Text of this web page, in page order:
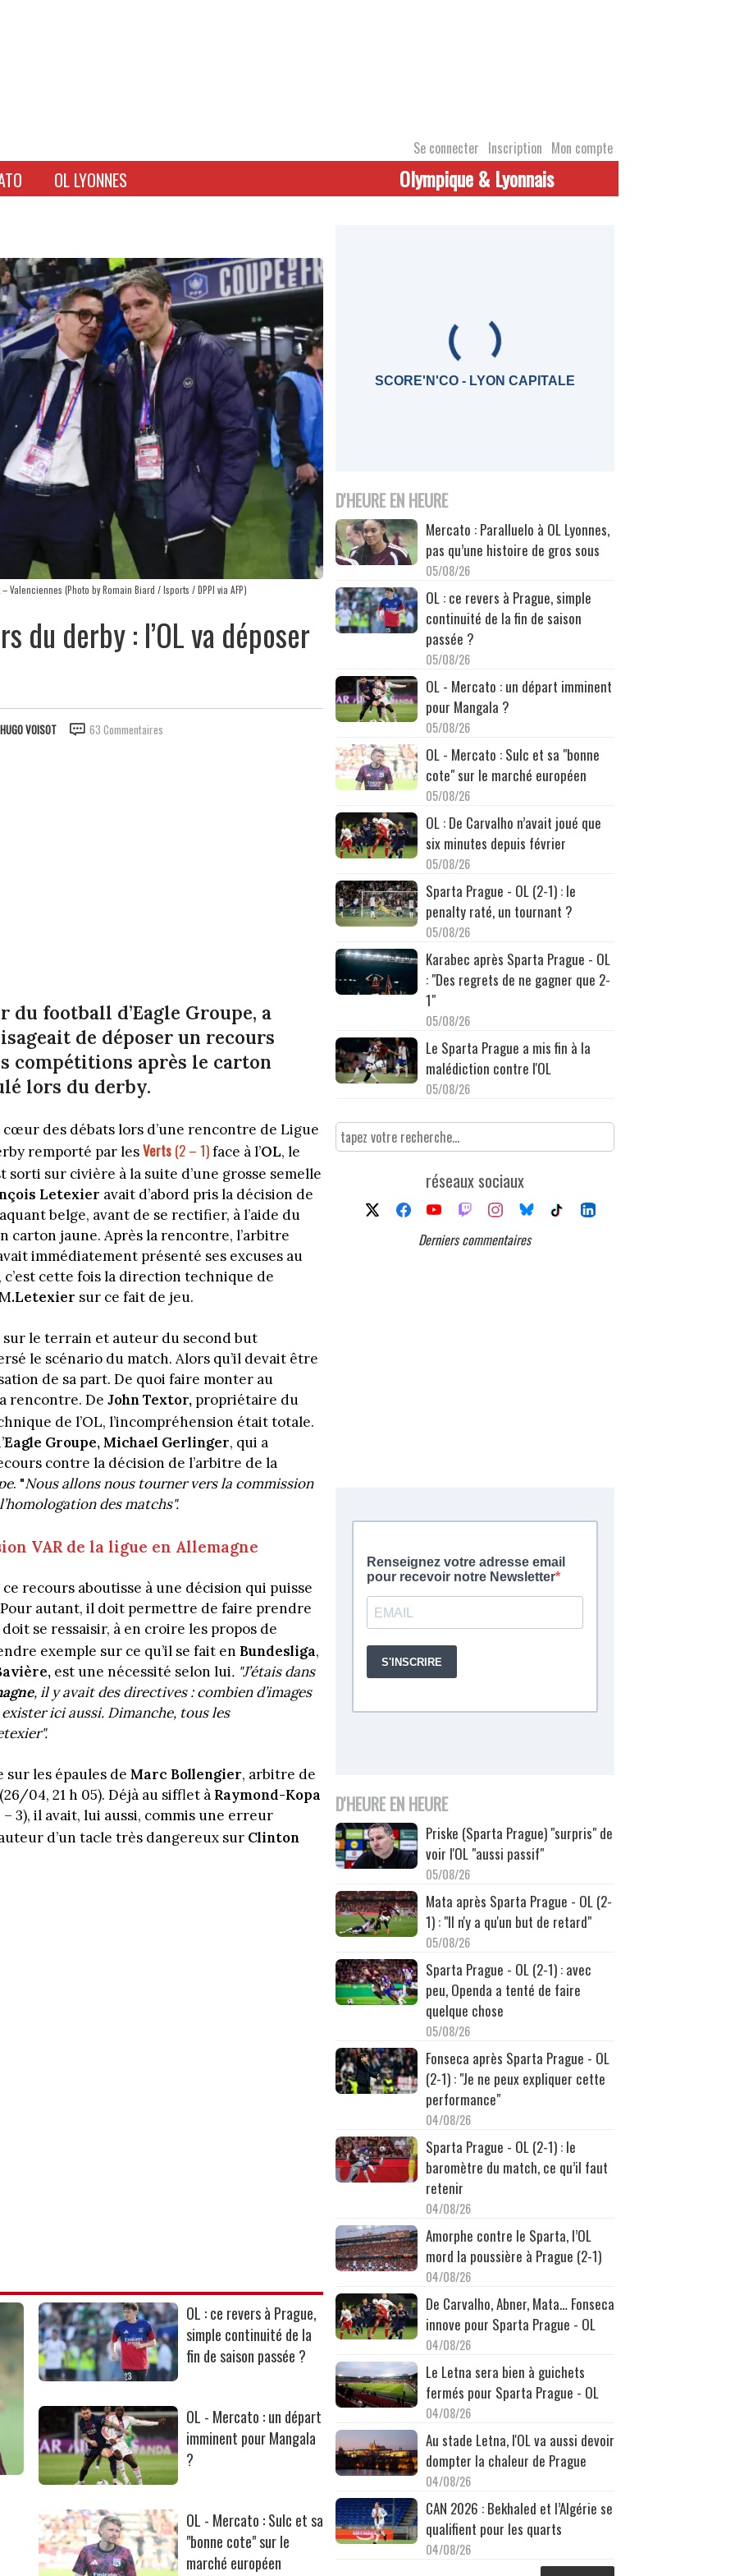
Se connecter Inscription Mon compte
OL LYONNES Olympique & Lyonnais
Valenciennes (Photo by Romain Biard / Isports / DPPI via AFP)
du derby : l’OL va déposer
HUGO VOISOT 63 Commentaires
football d’Eagle Groupe, a
de déposer un recours
compétitions après le carton
lors du derby.
des débats lors d’une rencontre de Ligue
remporté par lesVerts (2 – 1)face à l’OL, le
sorti sur civière à la suite d’une grosse semelle
Letexier avait d’abord pris la décision de
belge, avant de se rectifier, à l’aide du
carton jaune. Après la rencontre, l’arbitre
immédiatement présenté ses excuses au
cette fois la direction technique de
.Letexier sur ce fait de jeu.
le terrain et auteur du second but
le scénario du match. Alors qu’il devait être
de sa part. De quoi faire monter au
rencontre. De John Textor, propriétaire du
de l’OL, l’incompréhension était totale.
Eagle Groupe,Michael Gerlinger, qui a
contre la décision de l’arbitre de la
. "Nous allons nous tourner vers la commission
des matchs".
VAR de la ligue en Allemagne
recours aboutisse à une décision qui puisse
autant, il doit permettre de faire prendre
se ressaisir, à en croire les propos de
exemple sur ce qu’il se fait en Bundesliga,
est une nécessité selon lui. "J’étais dans
, il y avait des directives : combien d’images
ici aussi. Dimanche, tous les
sur les épaules de Marc Bollengier, arbitre de
04, 21 h 05). Déjà au sifflet à Raymond-Kopa
– 3), il avait, lui aussi, commis une erreur
d’un tacle très dangereux sur Clinton
OL : ce revers à Prague,
simple continuité de la
fin de saison passée ?
OL - Mercato : un départ
imminent pour Mangala
?
OL - Mercato : Sulc et sa
"bonne cote" sur le
marché européen
SCORE'N'CO - LYON CAPITALE
D'HEURE EN HEURE
Mercato : Paralluelo à OL Lyonnes,
pas qu’une histoire de gros sous
05/08/26
OL : ce revers à Prague, simple
continuité de la fin de saison
passée ?
05/08/26
OL - Mercato : un départ imminent
pour Mangala ?
05/08/26
OL - Mercato : Sulc et sa "bonne
cote" sur le marché européen
05/08/26
OL : De Carvalho n’avait joué que
six minutes depuis février
05/08/26
Sparta Prague - OL (2-1) : le
penalty raté, un tournant ?
05/08/26
Karabec après Sparta Prague - OL
: "Des regrets de ne gagner que 2-
1"
05/08/26
Le Sparta Prague a mis fin à la
malédiction contre l'OL
05/08/26
réseaux sociaux
Derniers commentaires
D'HEURE EN HEURE
Priske (Sparta Prague) "surpris" de
voir l'OL "aussi passif"
05/08/26
Mata après Sparta Prague - OL (2-
1) : "Il n'y a qu'un but de retard"
05/08/26
Sparta Prague - OL (2-1) : avec
peu, Openda a tenté de faire
quelque chose
05/08/26
Fonseca après Sparta Prague - OL
(2-1) : "Je ne peux expliquer cette
performance"
04/08/26
Sparta Prague - OL (2-1) : le
baromètre du match, ce qu’il faut
retenir
04/08/26
Amorphe contre le Sparta, l’OL
mord la poussière à Prague (2-1)
04/08/26
De Carvalho, Abner, Mata… Fonseca
innove pour Sparta Prague - OL
04/08/26
Le Letna sera bien à guichets
fermés pour Sparta Prague - OL
04/08/26
Au stade Letna, l'OL va aussi devoir
dompter la chaleur de Prague
04/08/26
CAN 2026 : Bekhaled et l’Algérie se
qualifient pour les quarts
04/08/26